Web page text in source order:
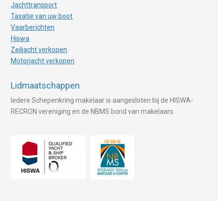
Jachttransport
Taxatie van uw boot
Vaarberichten
Hiswa
Zeiljacht verkopen
Motorjacht verkopen
Lidmaatschappen
Iedere Schepenkring makelaar is aangesloten bij de HISWA-
RECRON vereniging en de NBMS bond van makelaars.